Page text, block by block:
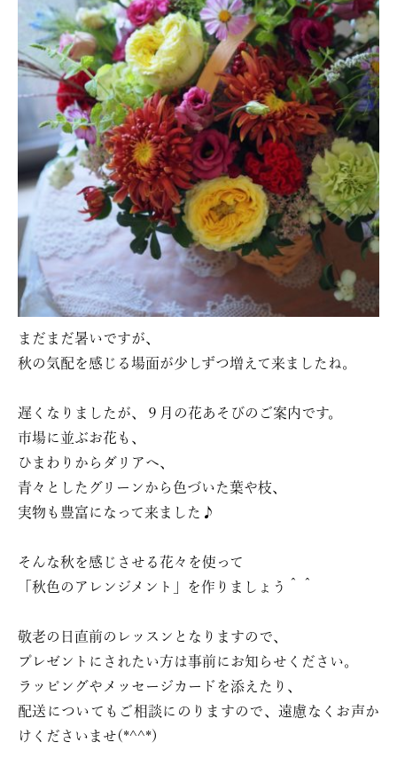
まだまだ暑いですが、
秋の気配を感じる場面が少しずつ増えて来ましたね。
遅くなりましたが、９月の花あそびのご案内です。
市場に並ぶお花も、
ひまわりからダリアへ、
青々としたグリーンから色づいた葉や枝、
実物も豊富になって来ました♪
そんな秋を感じさせる花々を使って
「秋色のアレンジメント」を作りましょう＾＾
敬老の日直前のレッスンとなりますので、
プレゼントにされたい方は事前にお知らせください。
ラッピングやメッセージカードを添えたり、
配送についてもご相談にのりますので、遠慮なくお声か
けくださいませ(*^^*)